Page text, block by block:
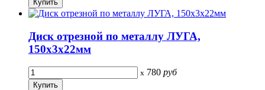
Диск отрезной по металлу ЛУГА,
150х3х22мм
x 780 руб